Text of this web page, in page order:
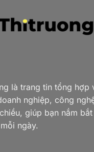
là trang tin tổng hợp
nghiệp, công
giúp bạn nắm
ngày.